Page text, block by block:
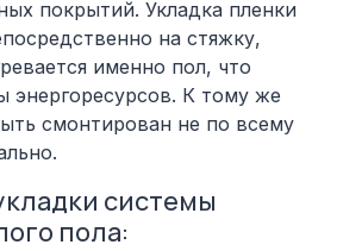
покрытий. Укладка пленки
на стяжку,
именно пол, что
энергоресурсов. К тому же
смонтирован не по всему
системы
пола: